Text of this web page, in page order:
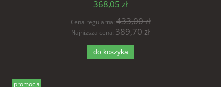
368,05 zł
Cena regularna:433,00 zł
Najniższa cena: 389,70 zł
do koszyka
promocja